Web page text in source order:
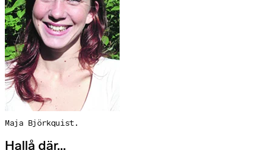
Maja Björkquist.
Hallå där…